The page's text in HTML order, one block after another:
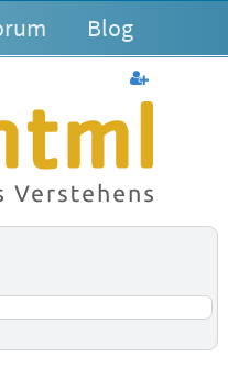
Blog